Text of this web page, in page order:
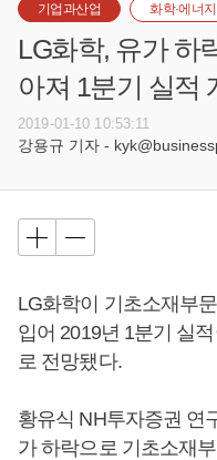
기업과산업 화학·에너지
LG화학, 유가 하
아져 1분기 실적
2019-01-10 10:53:11
강용규 기자 -
LG화학이 기초소재부
입어 2019년 1분기 실
로 전망됐다.
황유식 NH투자증권 연
가 하락으로 기초소재